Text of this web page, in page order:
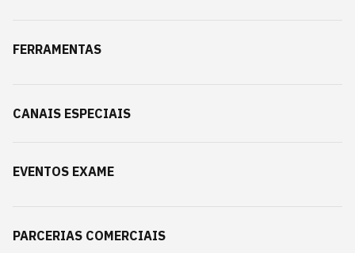
FERRAMENTAS
CANAIS ESPECIAIS
EVENTOS EXAME
PARCERIAS COMERCIAIS